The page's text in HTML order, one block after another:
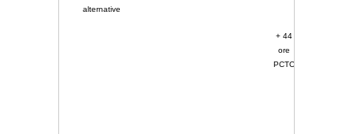
alternative
+ 44
ore
PCTO